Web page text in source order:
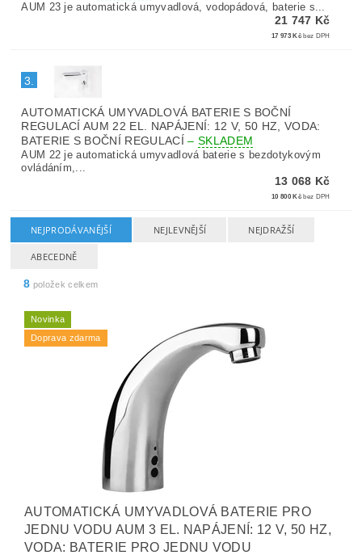
AUM 23 je automatická umyvadlová, vodopádová, baterie s...
21 747 Kč
17 973 Kč bez DPH
3.
AUTOMATICKÁ UMYVADLOVÁ BATERIE S BOČNÍ
REGULACÍ AUM 22 EL. NAPÁJENÍ: 12 V, 50 HZ, VODA:
BATERIE S BOČNÍ REGULACÍ– SKLADEM
AUM 22 je automatická umyvadlová baterie s bezdotykovým
ovládáním,...
13 068 Kč
10 800 Kč bez DPH
NEJPRODÁVANĚJŠÍ NEJLEVNĚJŠÍ NEJDRAŽŠÍ
ABECEDNĚ
8 položek celkem
Novinka
Doprava zdarma
AUTOMATICKÁ UMYVADLOVÁ BATERIE PRO
JEDNU VODU AUM 3 EL. NAPÁJENÍ: 12 V, 50 HZ,
VODA: BATERIE PRO JEDNU VODU